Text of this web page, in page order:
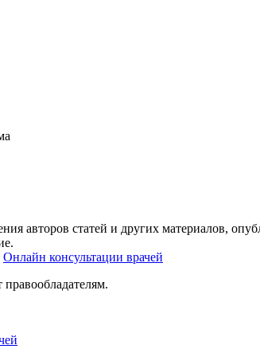
авторов статей и других материалов,
Онлайн консультации врачей